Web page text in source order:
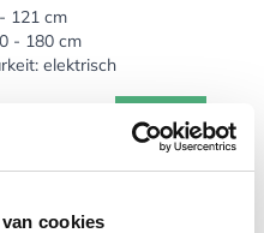
cookies
121 cm
- 180 cm
elektrisch
Auf Lager, heute versandt